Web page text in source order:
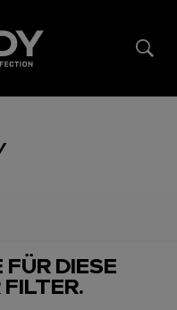
DIESE